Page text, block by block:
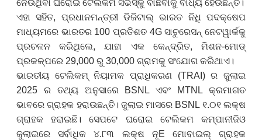
ନେଉଥିବା ଘରୋଇ ଟେଲିକମ ସର୍ଭିସ୍‌କୁ ବାଛିବାକୁ ବାଧ୍ୟ ହେଉଛନ୍ତି।
ଏହା ସହିତ, ପ୍ରଧାନମନ୍ତ୍ରୀ ଡିଜିଟାଲ୍ ଭାରତ ନିଧି ପଦକ୍ଷେପ
ମାଧ୍ୟମରେ ଭାରତର 100 ପ୍ରତିଶତ 4G ସାଚୁରେସନ୍ ନେଟୱାର୍କକୁ
ପ୍ରଚଳନ କରିଥିଲେ, ଯାହା ଏକ କେନ୍ଦ୍ରିତ, ମିଶନ-ମୋଡ୍
ପ୍ରକଳ୍ପରେ 29,000 ରୁ 30,000 ଗ୍ରାମକୁ ସଂଯୋଗ କରିଥାଏ।
ଭାରତୀୟ ଟେଲିକମ୍ ନିୟାମକ ପ୍ରାଧିକରଣ (TRAI)ର ଜୁଲାଇ
2025 ର ତଥ୍ୟ ଅନୁସାରେBSNLଏବଂ MTNLକ୍ରମାଗତ
ଭାବରେ ଗ୍ରାହକ ହରାଉଛନ୍ତି। ଜୁଲାଇ ମାସରେ BSNL ୧.୦୧ ଲକ୍ଷ
ଗ୍ରାହକ ହରାଇଛି।ସେପଟେ ଘରୋଇ ଟେଲିକମ କମ୍ପାନୀଜିଓ
ଜୁଲାଇରେ ସର୍ବାଧିକ ୪.୮୩ ଲକ୍ଷ ନୂE ମୋବାଇଲ୍ ଗ୍ରାହକ